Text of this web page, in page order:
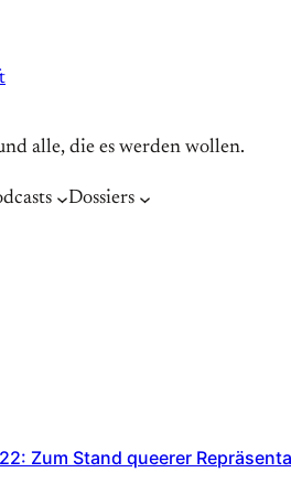
alle, die es werden wollen.
Dossiers
Zum Stand queerer